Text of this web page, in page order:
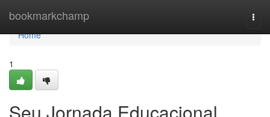
bookmarkchamp
Home
Home
1